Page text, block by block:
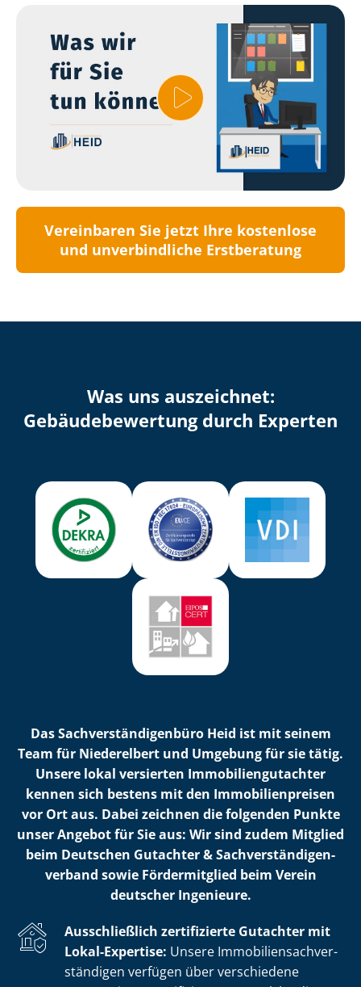
Vereinbaren Sie jetzt Ihre kostenlose
und unverbindliche Erstberatung
Was uns auszeichnet:
Ge­bäu­de­be­wer­tung durch Experten
Das Sach­ver­stän­di­gen­bü­ro Heid ist mit seinem
Team für Niederelbert und Umgebung für sie tätig.
Unsere lokal versierten Im­mo­bi­li­en­gut­ach­ter
kennen sich bestens mit den Im­mo­bi­li­en­prei­sen
vor Ort aus. Dabei zeichnen die folgenden Punkte
unser Angebot für Sie aus: Wir sind zudem Mitglied
beim Deutschen Gutachter & Sach­ver­stän­di­gen­
ver­band sowie Fördermitglied beim Verein
deutscher Ingenieure.
Ausschließlich zertifizierte Gutachter mit
Lokal-Expertise: Unsere Im­mo­bi­li­en­sach­ver­
stän­di­gen verfügen über verschiedene